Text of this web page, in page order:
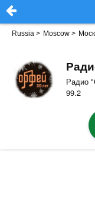
Russia > Moscow >
Радио
99.2